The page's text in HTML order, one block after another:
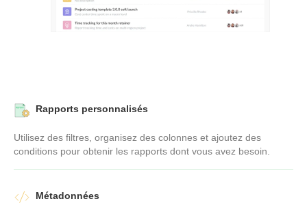
Rapports personnalisés
Utilisez des filtres, organisez des colonnes et ajoutez des
conditions pour obtenir les rapports dont vous avez besoin.
Métadonnées